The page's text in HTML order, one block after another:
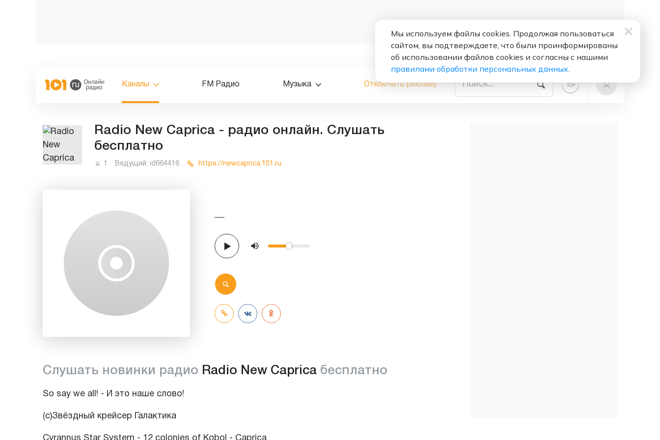
Каналы FM Радио Музыка Отключить рекламу 18+
Radio New Caprica - радио онлайн. Слушать
бесплатно
1 Ведущий: id664416 https://newcaprica.101.ru
—
Слушать новинки радио Radio New Caprica бесплатно
So say we all! - И это наше слово!
(c)Звёздный крейсер Галактика
Cyrannus Star System - 12 colonies of Kobol - Caprica
Мы используем файлы cookies. Продолжая пользоваться
сайтом, вы подтверждаете, что были проинформированы
об использовании файлов cookies и согласны с нашими
правилами обработки персональных данных.